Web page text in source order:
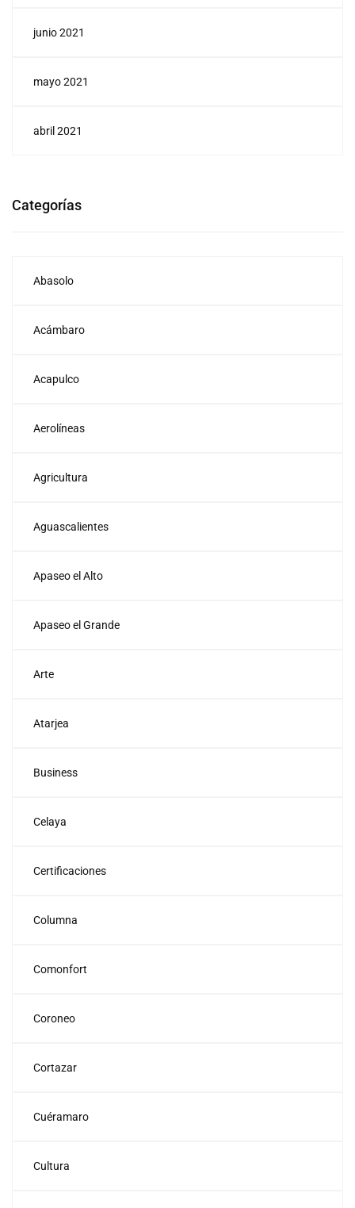
junio 2021
mayo 2021
abril 2021
Categorías
Abasolo
Acámbaro
Acapulco
Aerolíneas
Agricultura
Aguascalientes
Apaseo el Alto
Apaseo el Grande
Arte
Atarjea
Business
Celaya
Certificaciones
Columna
Comonfort
Coroneo
Cortazar
Cuéramaro
Cultura